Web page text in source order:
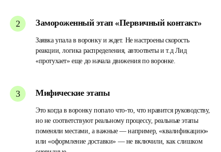
Замороженный этап «Первичный контакт»
Заявка упала в воронку и ждет. Не настроены скорость
реакции, логика распределения, автоответы и т.д Лид
«протухает» еще до начала движения по воронке.
Мифические этапы
Это когда в воронку попало что-то, что нравится руководству,
но не соответствуют реальному процессу, реальные этапы
поменяли местами, а важные — например, «квалификацию»
или «оформление доставки» — не включили, как слишком